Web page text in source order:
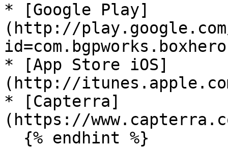
* [Google Play]
(http://
* [App Store iOS]
(http://
* [Capterra]
(https://